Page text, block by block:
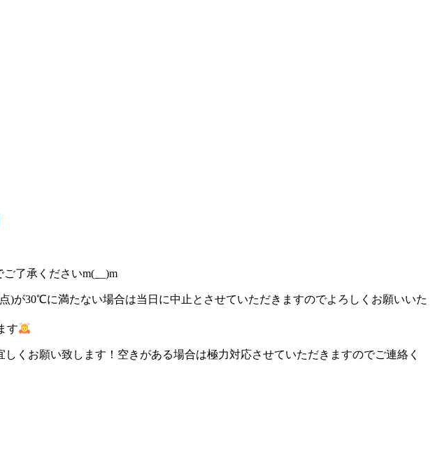
了承くださいm(__)m
)が30℃に満たない場合は当日に中止とさせていただきますのでよろしくお願いいた
す
くお願い致します！空きがある場合は極力対応させていただきますのでご連絡く